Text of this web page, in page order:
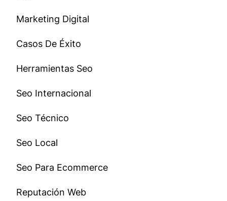
Marketing Digital
Casos De Éxito
Herramientas Seo
Seo Internacional
Seo Técnico
Seo Local
Seo Para Ecommerce
Reputación Web